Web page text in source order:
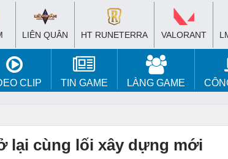
LIÊN QUÂN HT RUNETERRA VALORANT
CLIP TIN GAME LÀNG GAME
lại cùng lối xây dựng mới